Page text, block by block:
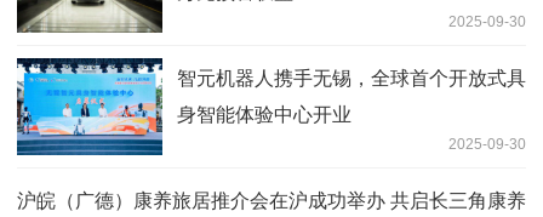
2025-09-30
智元机器人携手无锡，全球首个开放式具
身智能体验中心开业
2025-09-30
沪皖（广德）康养旅居推介会在沪成功举办 共启长三角康养